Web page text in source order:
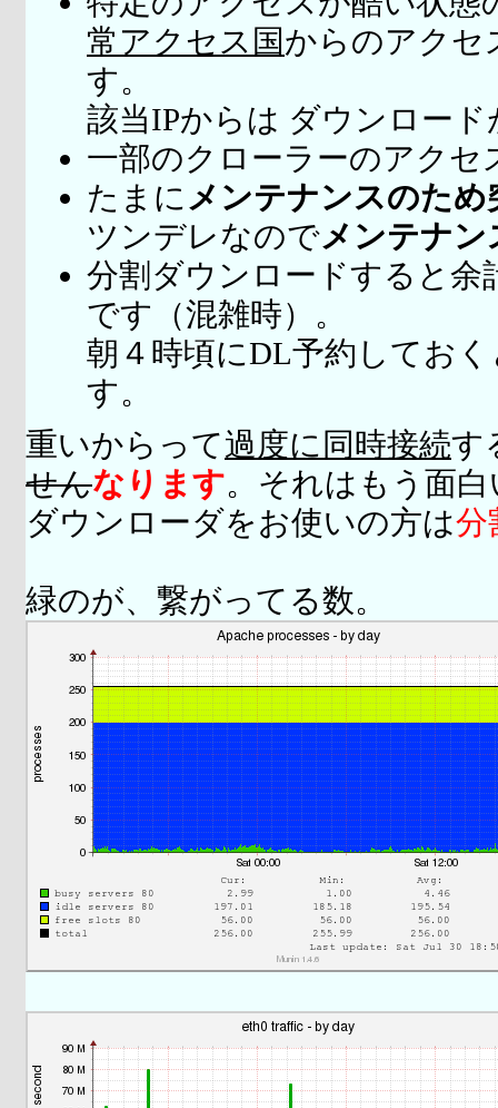
常アクセス国からのアクセ
す。
該当IPからは ダウンロー
一部のクローラーのアクセ
たまに メンテナンスのため
ツンデレなのでメンテナ
分割ダウンロードすると余
です（混雑時）。
朝４時頃にDL予約してお
す。
重いからって過度に同時接続す
せんなります。それはもう面
ダウンローダをお使いの方は分
緑のが、繋がってる数。